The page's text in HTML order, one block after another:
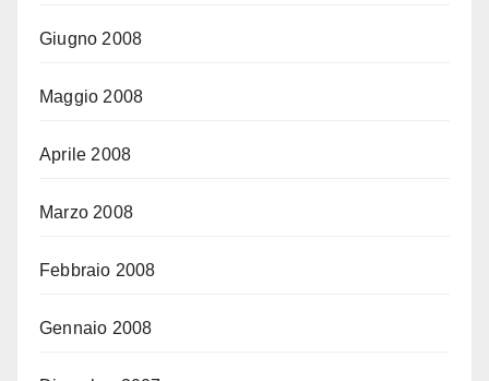
Giugno 2008
Maggio 2008
Aprile 2008
Marzo 2008
Febbraio 2008
Gennaio 2008